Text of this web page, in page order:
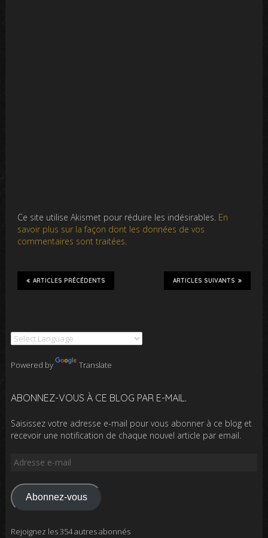
Ce site utilise Akismet pour réduire les indésirables. En
savoir plus sur la façon dont les données de vos
commentaires sont traitées
ARTICLES SUIVANTS
ARTICLES PRÉCÉDENTS
Powered by Translate
ABONNEZ-VOUS À CE BLOG PAR E-MAIL.
Saisissez votre adresse e-mail pour vous abonner à ce blog et
recevoir une notification de chaque nouvel article par email.
Adresse
mail
Abonnez-vous
Rejoignez les 354 autres abonnés